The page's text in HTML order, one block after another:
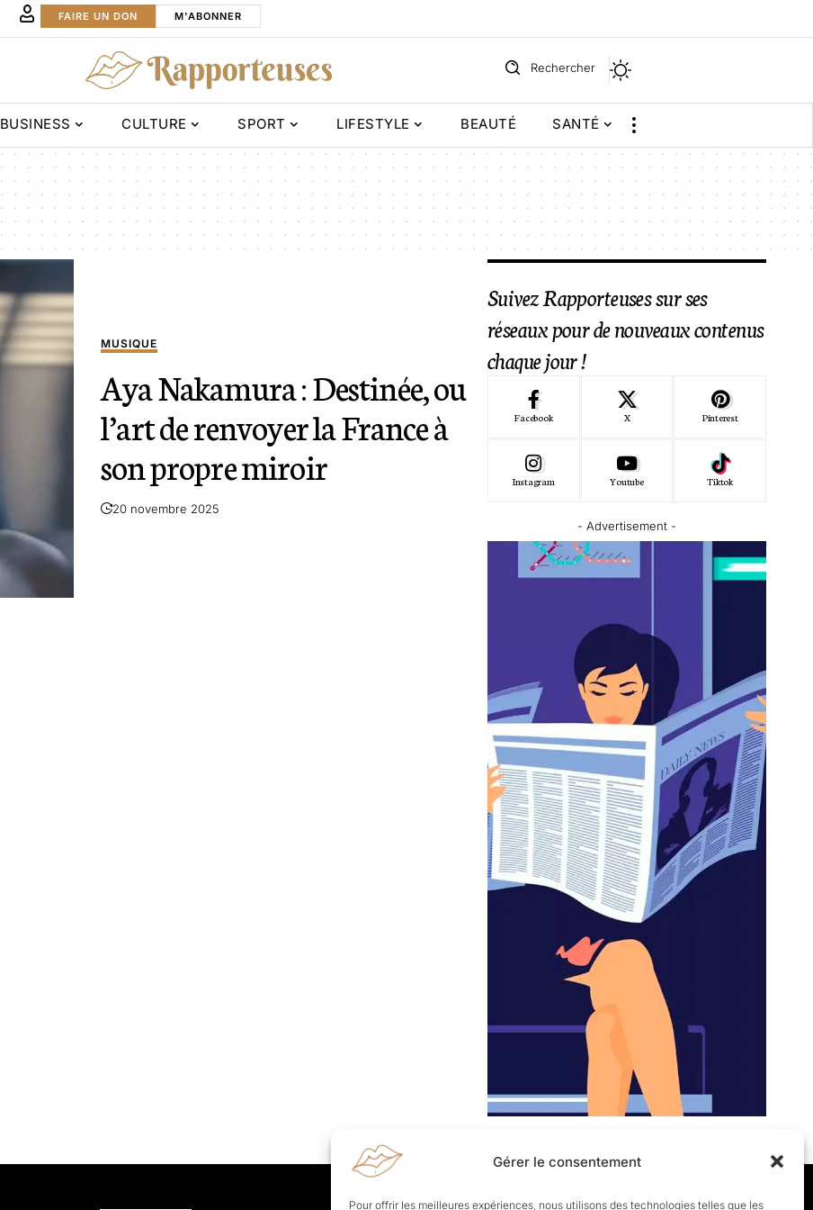
Gérer le consentement
Pour offrir les meilleures expériences, nous utilisons des technologies telles que les
FAIRE UN DON M'ABONNER
Rechercher
BUSINESS CULTURE SPORT LIFESTYLE BEAUTÉ SANTÉ
MUSIQUE
Aya Nakamura : Destinée, ou
l’art de renvoyer la France à
son propre miroir
20 novembre 2025
Suivez Rapporteuses sur ses
réseaux pour de nouveaux contenus
chaque jour !
Facebook X Pinterest
Instagram Youtube Tiktok
- Advertisement -